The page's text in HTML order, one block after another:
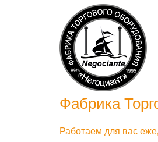
Фабрика
Работаем для вас